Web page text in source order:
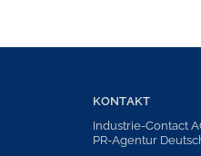
KONTAKT
Industrie-Contact
PR-Agentur